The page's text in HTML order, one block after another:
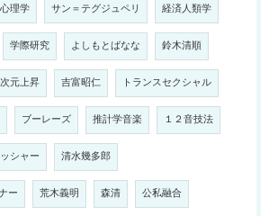
理学 サン＝テグジュペリ 経済人類学
学際研究 よしもとばなな 鈴木清順
次元上昇 吉富昭仁 トランスセクシャル
ブーレーズ 推計学音楽 １２音技法
シャー 清水幾多郎
ー 荒木義明 森清 公私融合